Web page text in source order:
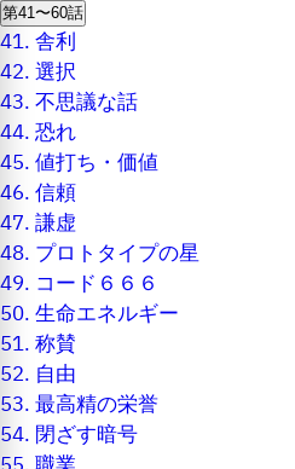
第41〜60話
41.舎利
42.選択
43.不思議な話
44.恐れ
45.値打ち・価値
46.信頼
47.謙虚
48. プロトタイプの星
49. コード６６６
50.生命エネルギー
51.称賛
52. 自由
53.最高精の栄誉
54. 閉ざす暗号